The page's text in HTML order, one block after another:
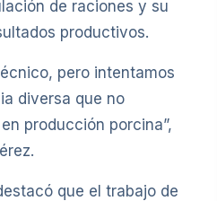
de raciones y su
productivos.
pero intentamos
diversa que no
producción porcina”,
que el trabajo de